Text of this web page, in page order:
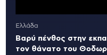
Ελλάδα
Βαρύ πένθος στην
τον θάνατο του